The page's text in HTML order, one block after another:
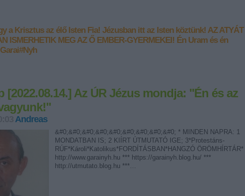
a Krisztus az élő Isten Fia! Jézusban itt az Isten köztünk! AZ ATYÁT
ISMERHETIK MEG AZ Ő EMBER-GYERMEKEI! Én Uram és én
Garai#Nyh
[2022.08.14.] Az ÚR Jézus mondja: "Én és az
Andreas
&#0;&#0;&#0;&#0;&#0;&#0;&#0;&#0;&#0; * MINDEN NAPRA: 1
MONDATBAN IS; 2 KIÍRT ÚTMUTATÓ IGE; 3*Protestáns-
RÚF*Károli*Katolikus*FORDÍTÁSBAN*HANGZÓ ÖRÖMHÍRTÁR*
http://www.garainyh.hu *** https://garainyh.blog.hu/ ***
http://utmutato.blog.hu ***…